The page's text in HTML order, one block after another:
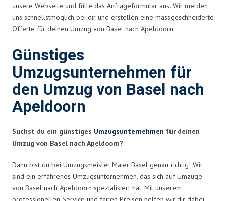
unsere Webseite und fülle das Anfrageformular aus. Wir melden
uns schnellstmöglich bei dir und erstellen eine massgeschneiderte
Offerte für deinen Umzug von Basel nach Apeldoorn.
Günstiges
Umzugsunternehmen für
den Umzug von Basel nach
Apeldoorn
Suchst du ein günstiges Umzugsunternehmen für deinen
Umzug von Basel nach Apeldoorn?
Dann bist du bei Umzugsmeister Maier Basel genau richtig! Wir
sind ein erfahrenes Umzugsunternehmen, das sich auf Umzüge
von Basel nach Apeldoorn spezialisiert hat. Mit unserem